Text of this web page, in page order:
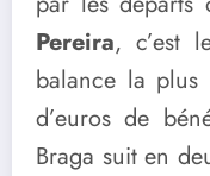
Pereira, c’est
balance la
d’euros de
Braga suit en